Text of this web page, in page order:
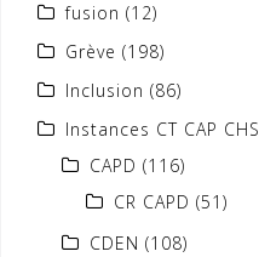
fusion (12)
Grève (198)
Inclusion (86)
Instances CT CAP CHS
CAPD (116)
CR CAPD (51)
CDEN (108)